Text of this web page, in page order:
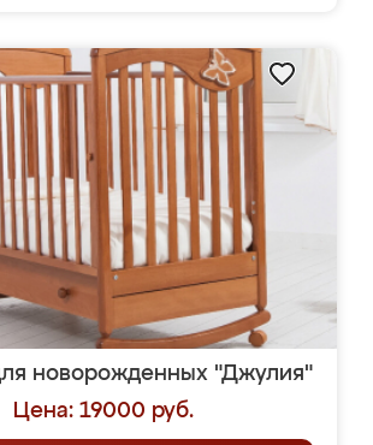
новорожденных "Джулия"
Цена: 19000 руб.